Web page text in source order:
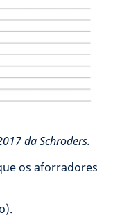
da Schroders.
os aforradores